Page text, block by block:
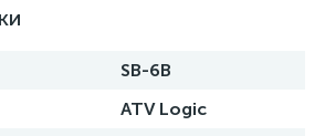
SB-6B
ATV Logic